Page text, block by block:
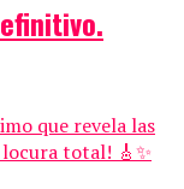
que revela las
locura total! 🎸✨